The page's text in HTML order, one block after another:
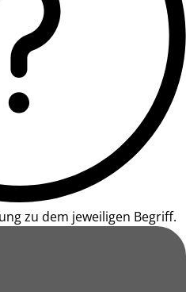
zu dem jeweiligen Begriff.